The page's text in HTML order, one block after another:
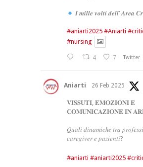
𝑰 𝒎𝒊𝒍𝒍𝒆 𝒗𝒐𝒍𝒕𝒊 𝒅𝒆𝒍𝒍’ 𝑨𝒓𝒆𝒂
#aniarti2025 #Aniarti
#nursing
4 7 Twitter
Aniarti 26 Feb 2025
𝐕𝐈𝐒𝐒𝐔𝐓𝐈, 𝐄𝐌𝐎𝐙𝐈𝐎𝐍𝐈 𝐄
𝐂𝐎𝐌𝐔𝐍𝐈𝐂𝐀𝐙𝐈𝐎𝐍𝐄 𝐈𝐍
𝑄𝑢𝑎𝑙𝑖 𝑑𝑖𝑛𝑎𝑚𝑖𝑐ℎ𝑒 𝑡𝑟𝑎
𝑐𝑎𝑟𝑒𝑔𝑖𝑣𝑒𝑟 𝑒 𝑝𝑎𝑧𝑖𝑒𝑛𝑡𝑖?
#aniarti #aniarti2025